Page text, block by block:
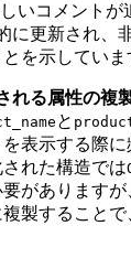
いコメントが
に更新され、
を示していま
れる属性の複
と
表示する際
れた構造では
があります
複製すること